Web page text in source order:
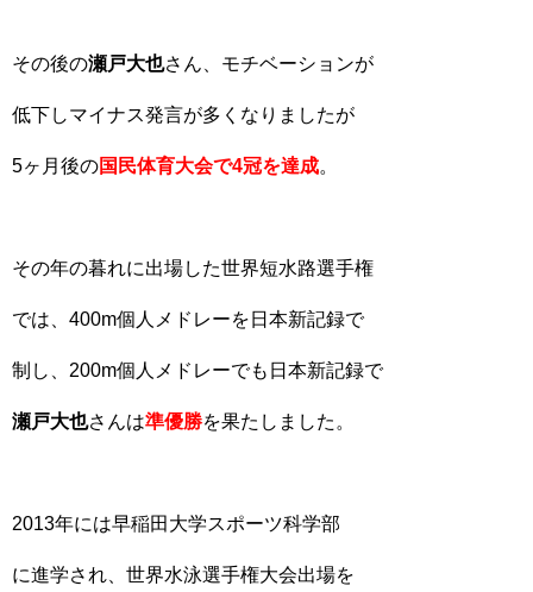
その後の瀬戸大也さん、モチベーションが
低下しマイナス発言が多くなりましたが
5ヶ月後の国民体育大会で4冠を達成。
その年の暮れに出場した世界短水路選手権
では、400m個人メドレーを日本新記録で
制し、200m個人メドレーでも日本新記録で
瀬戸大也さんは準優勝を果たしました。
2013年には早稲田大学スポーツ科学部
に進学され、世界水泳選手権大会出場を